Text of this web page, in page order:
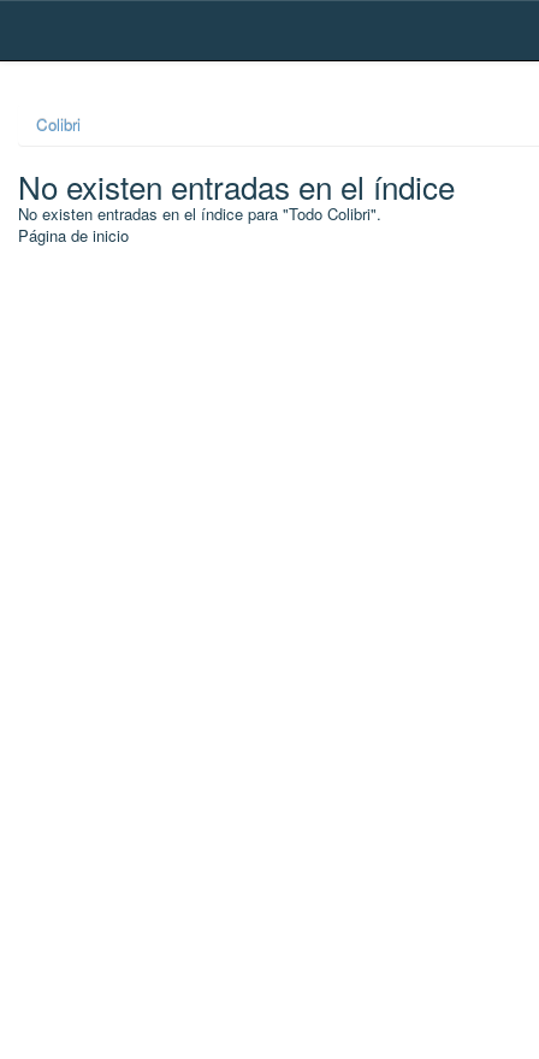
Skip
Colibri
No existen entradas en el índice
No existen entradas en el índice para "Todo Colibri".
Página de inicio